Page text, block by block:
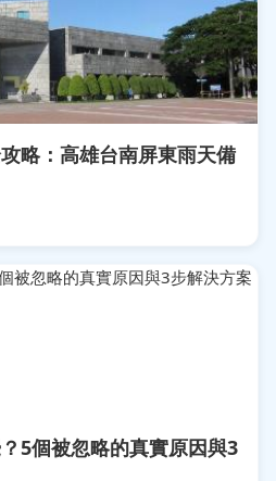
略：高雄台南屏東雨天備
5個被忽略的真實原因與3